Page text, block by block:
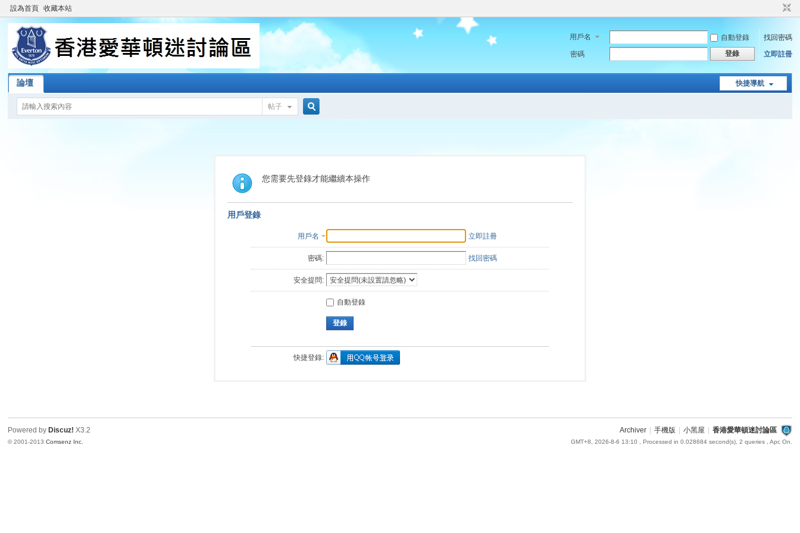
設為首頁 收藏本站
用戶名 自動登錄
找回密碼
密碼
登錄 立即註冊
快捷導航
論壇
帖子
索
您需要先登錄才能繼續本操作
用戶登錄
用戶名 立即註冊
密碼: 找回密碼
安全提問:
自動登錄
登錄
快捷登錄:
Archiver 手機版 小黑屋 香港愛華頓迷討論區
GMT+8, 2026-8-6 13:10 , Processed in 0.028684 second(s), 2 queries , Apc On.
Powered by Discuz! X3.2
© 2001-2013Comsenz Inc.